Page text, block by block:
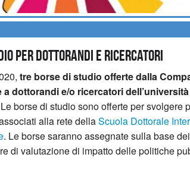
per dottorandi e ricercatori
tre borse di studio offerte dalla
dottorandi e/o ricercatori
borse di studio sono offerte per svolgere
alla rete dellaScuola Dottorale
. Le borse saranno assegnate sulla base
di valutazione di impatto delle politiche